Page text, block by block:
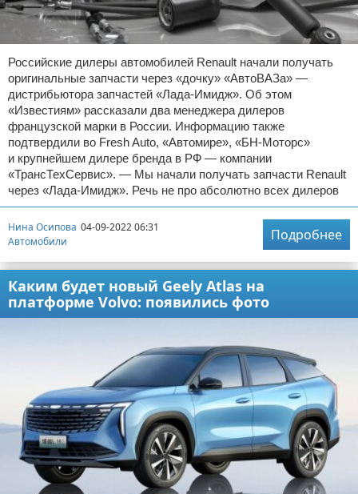
Российские дилеры автомобилей Renault начали получать
оригинальные запчасти через «дочку» «АвтоВАЗа» —
дистрибьютора запчастей «Лада-Имидж». Об этом
«Известиям» рассказали два менеджера дилеров
французской марки в России. Информацию также
подтвердили во Fresh Auto, «Автомире», «БН-Моторс»
и крупнейшем дилере бренда в РФ — компании
«ТрансТехСервис». — Мы начали получать запчасти Renault
через «Лада-Имидж». Речь не про абсолютно всех дилеров
Нина Осипова 04-09-2022 06:31
Автомобили
Подробнее
Каким будет новый Geely Atlas на
платформе Volvo: появились фото